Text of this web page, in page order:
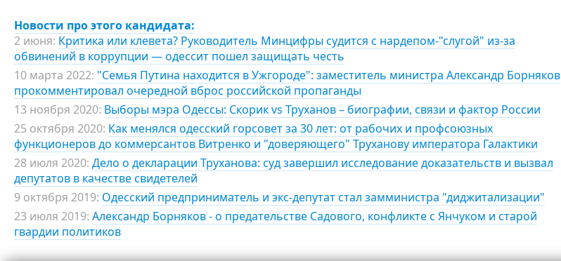
Новости про этого кандидата:
2 июня: Критика или клевета? Руководитель Минцифры судится с нардепом-"слугой" из-за
обвинений в коррупции — одессит пошел защищать честь
10 марта 2022: "Семья Путина находится в Ужгороде": заместитель министра Александр Борняков
прокомментировал очередной вброс российской пропаганды
13 ноября 2020: Выборы мэра Одессы: Скорик vs Труханов – биографии, связи и фактор России
25 октября 2020: Как менялся одесский горсовет за 30 лет: от рабочих и профсоюзных
функционеров до коммерсантов Витренко и "доверяющего" Труханову императора Галактики
28 июля 2020: Дело о декларации Труханова: суд завершил исследование доказательств и вызвал
депутатов в качестве свидетелей
9 октября 2019: Одесский предприниматель и экс-депутат стал замминистра "диджитализации"
23 июля 2019: Александр Борняков - о предательстве Садового, конфликте с Янчуком и старой
гвардии политиков